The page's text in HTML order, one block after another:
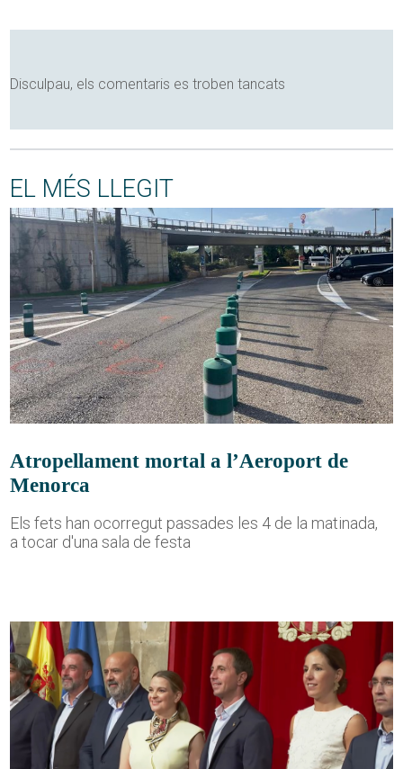
Disculpau, els comentaris es troben tancats
EL MÉS LLEGIT
Atropellament mortal a l’Aeroport de
Menorca
Els fets han ocorregut passades les 4 de la matinada,
a tocar d'una sala de festa